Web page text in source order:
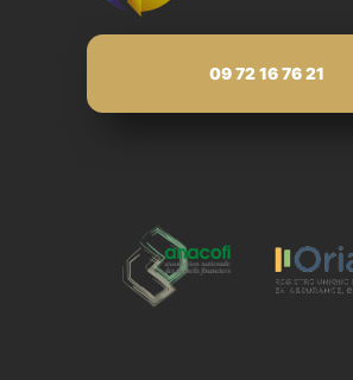
09 72 16 76 21